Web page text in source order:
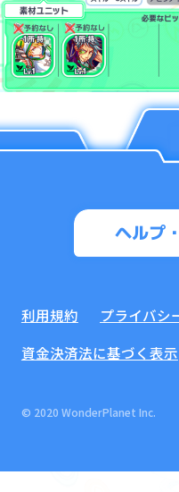
ヘルプ
利用規約 プライバシ
資金決済法に基づく表示
© 2020 WonderPlanet Inc.